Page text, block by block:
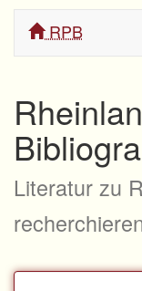
RPB
Literatur zu